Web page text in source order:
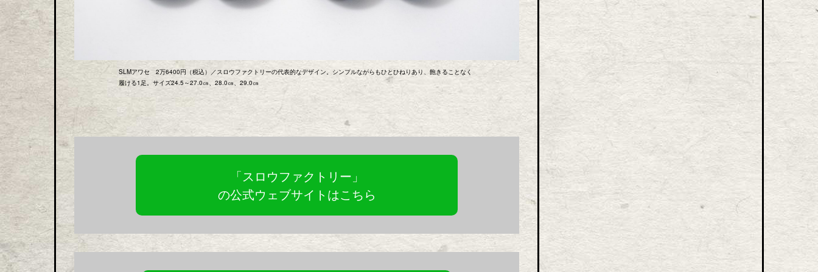
SLMアワセ 2万6400円（税込）／スロウファクトリーの代表的なデザイン。シンプルながらもひとひねりあり、飽きることなく
履ける1足。サイズ24.5～27.0㎝、28.0㎝、29.0㎝
「スロウファクトリー」
の公式ウェブサイトはこちら